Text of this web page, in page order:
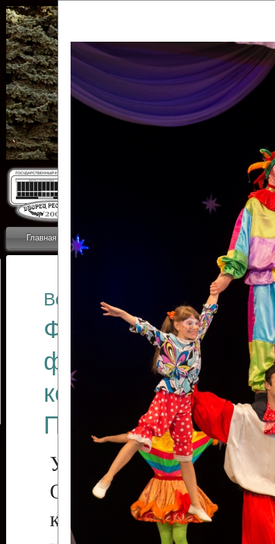
Главная Приветствие Новости
ОТЧЕТЫ ГКЦ
Все отчеты
Финал
фестиваля
коллективов
Приднестровского
Участники фестиваля:
Образцовый
коллектив